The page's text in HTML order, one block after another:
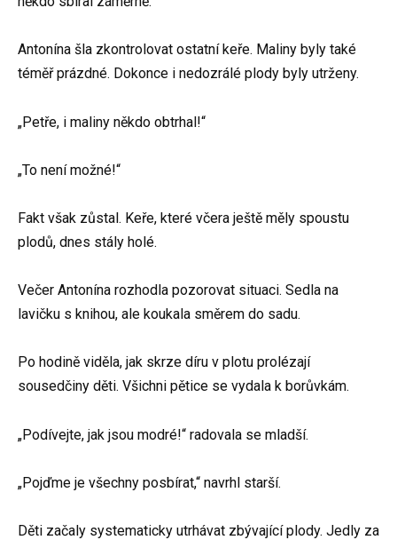
Antonína šla zkontrolovat ostatní keře. Maliny byly také
téměř prázdné. Dokonce i nedozrálé plody byly utrženy.
„Petře, i maliny někdo obtrhal!“
„To není možné!“
Fakt však zůstal. Keře, které včera ještě měly spoustu
plodů, dnes stály holé.
Večer Antonína rozhodla pozorovat situaci. Sedla na
lavičku s knihou, ale koukala směrem do sadu.
Po hodině viděla, jak skrze díru v plotu prolézají
sousedčiny děti. Všichni pětice se vydala k borůvkám.
„Podívejte, jak jsou modré!“ radovala se mladší.
„Pojďme je všechny posbírat,“ navrhl starší.
Děti začaly systematicky utrhávat zbývající plody. Jedly za